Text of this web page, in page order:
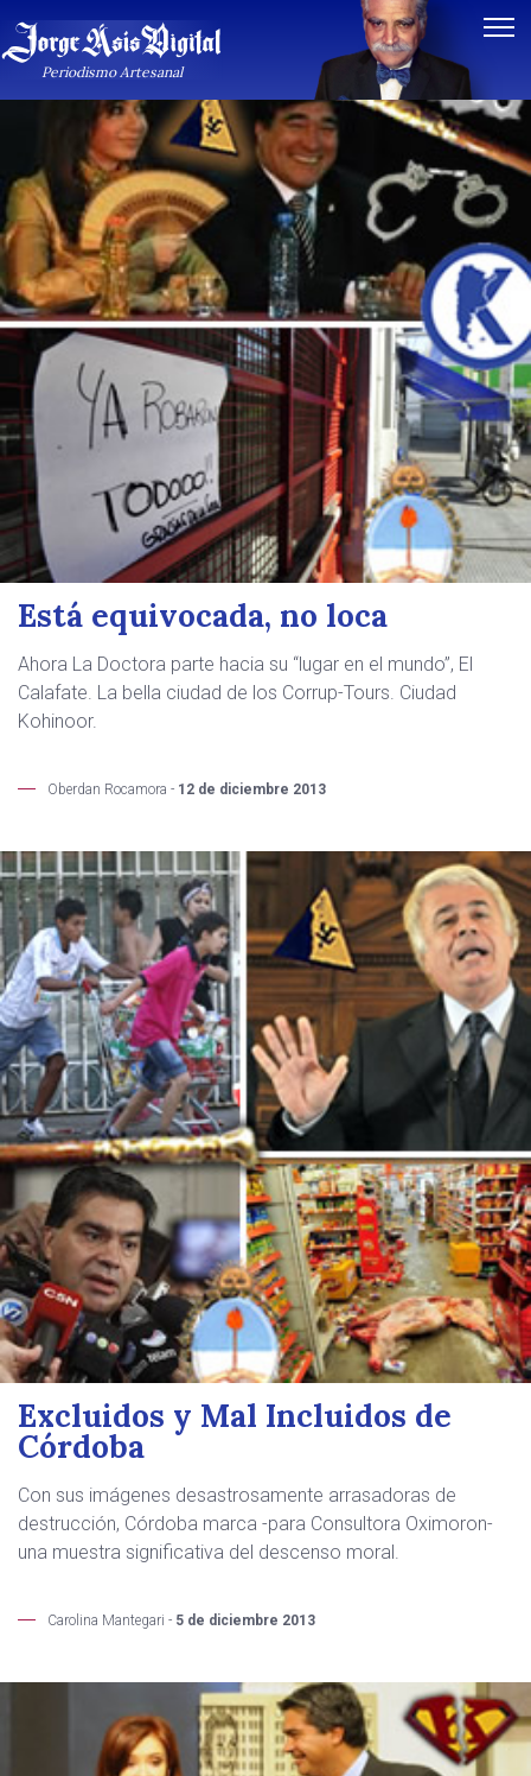
Periodismo Artesanal
Está equivocada, no loca
Ahora La Doctora parte hacia su “lugar en el mundo”, El
Calafate. La bella ciudad de los Corrup-Tours. Ciudad
Kohinoor.
Oberdan Rocamora - 12 de diciembre 2013
Excluidos y Mal Incluidos de
Córdoba
Con sus imágenes desastrosamente arrasadoras de
destrucción, Córdoba marca -para Consultora Oximoron-
una muestra significativa del descenso moral.
Carolina Mantegari - 5 de diciembre 2013